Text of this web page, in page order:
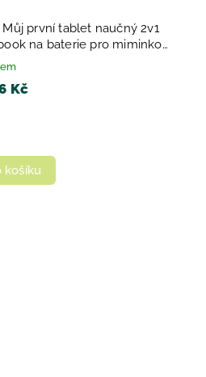
Můj první tablet naučný 2v1
na baterie pro miminko
Zvuk
Kč
košíku